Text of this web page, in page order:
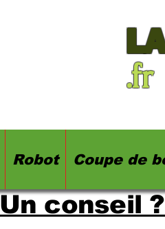
.fr
Robot Coupe de
Un conseil